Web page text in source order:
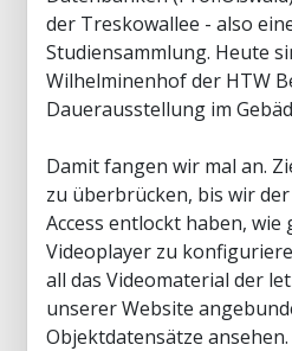
der Treskowallee - also
Studiensammlung. Heute
Wilhelminenhof der HTW
Dauerausstellung im
Damit fangen wir mal an.
zu überbrücken, bis wir
Access entlockt haben,
Videoplayer zu
all das Videomaterial der
unserer Website
Objektdatensätze ansehen.